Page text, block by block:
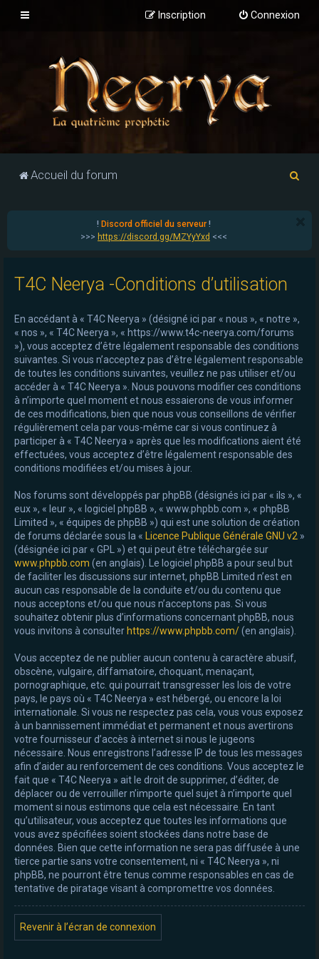
Connexion
Inscription
Accueil du forum
r
! Discord officiel du serveur!
>>> https://discord.gg/MZYyYxd <<<
T4C Neerya -Conditions d’utilisation
En accédant à « T4C Neerya » (désigné ici par « nous », « notre »,
« nos », « T4C Neerya », « https://www.t4c-neerya.com/forums
»), vous acceptez d’être légalement responsable des conditions
suivantes. Si vous n’acceptez pas d’être légalement responsable
de toutes les conditions suivantes, veuillez ne pas utiliser et/ou
accéder à « T4C Neerya ». Nous pouvons modifier ces conditions
à n’importe quel moment et nous essaierons de vous informer
de ces modifications, bien que nous vous conseillons de vérifier
régulièrement cela par vous-même car si vous continuez à
participer à « T4C Neerya » après que les modifications aient été
effectuées, vous acceptez d’être légalement responsable des
conditions modifiées et/ou mises à jour.
Nos forums sont développés par phpBB (désignés ici par « ils », «
eux », « leur », « logiciel phpBB », « www.phpbb.com », « phpBB
Limited », « équipes de phpBB ») qui est une solution de création
de forums déclarée sous la « Licence Publique Générale GNU v2 »
(désignée ici par « GPL ») et qui peut être téléchargée sur
www.phpbb.com (en anglais). Le logiciel phpBB a pour seul but
de faciliter les discussions sur internet, phpBB Limited n’est en
aucun cas responsable de la conduite et/ou du contenu que
nous acceptons et/ou que nous n’acceptons pas. Si vous
souhaitez obtenir plus d’informations concernant phpBB, nous
vous invitons à consulter https://www.phpbb.com/(en anglais).
Vous acceptez de ne publier aucun contenu à caractère abusif,
obscène, vulgaire, diffamatoire, choquant, menaçant,
pornographique, etc. qui pourrait transgresser les lois de votre
pays, le pays où « T4C Neerya » est hébergé, ou encore la loi
internationale. Si vous ne respectez pas cela, vous vous exposez
à un bannissement immédiat et permanent et nous avertirons
votre fournisseur d’accès à internet si nous le jugeons
nécessaire. Nous enregistrons l’adresse IP de tous les messages
afin d’aider au renforcement de ces conditions. Vous acceptez le
fait que « T4C Neerya » ait le droit de supprimer, d’éditer, de
déplacer ou de verrouiller n’importe quel sujet à n’importe quel
moment si nous estimons que cela est nécessaire. En tant
qu’utilisateur, vous acceptez que toutes les informations que
vous avez spécifiées soient stockées dans notre base de
données. Bien que cette information ne sera pas diffusée à une
tierce partie sans votre consentement, ni « T4C Neerya », ni
phpBB, ne pourront être tenus comme responsables en cas de
tentative de piratage visant à compromettre vos données.
Revenir à l’écran de connexion